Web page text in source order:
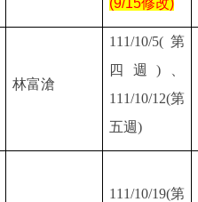
(9/15修改)
林富滄
111/10/5( 第
四週)、
111/10/12(第
五週)
111/10/19(第